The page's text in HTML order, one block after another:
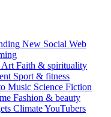
New Social Web
Art Faith & spirituality
Sport & fitness
Music Science Fiction
Fashion & beauty
ClimateYouTubers